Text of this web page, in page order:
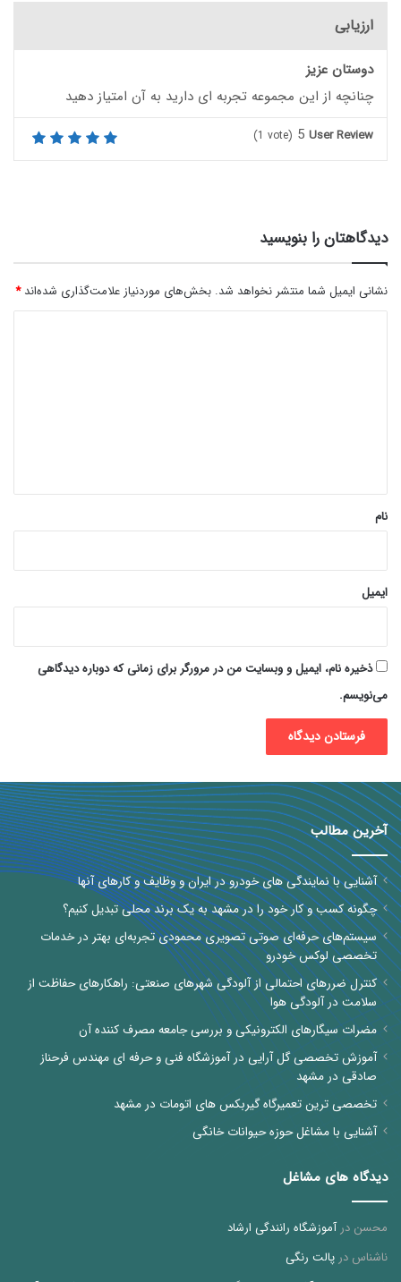
ارزیابی
دوستان عزیز
چنانچه از این مجموعه تجربه ای دارید به آن امتیاز دهید
User Review
5
(1 vote)
دیدگاهتان را بنویسید
نشانی ایمیل شما منتشر نخواهد شد. بخش‌های موردنیاز علامت‌گذاری شده‌اند*
نام
ایمیل
ذخیره نام، ایمیل و وبسایت من در مرورگر برای زمانی که دوباره دیدگاهی
می‌نویسم.
آخرین مطالب
آشنایی با نمایندگی های خودرو در ایران و وظایف و کارهای آنها
چگونه کسب و کار خود را در مشهد به یک برند محلی تبدیل کنیم؟
سیستم‌های حرفه‌ای صوتی تصویری محمودی تجربه‌ای بهتر در خدمات
تخصصی لوکس خودرو
کنترل ضررهای احتمالی از آلودگی شهرهای صنعتی: راهکارهای حفاظت از
سلامت در آلودگی هوا
مضرات سیگارهای الکترونیکی و بررسی جامعه مصرف کننده آن
آموزش تخصصی گل آرایی در آموزشگاه فنی و حرفه ای مهندس فرحناز
صادقی در مشهد
تخصصی ترین تعمیرگاه گیربکس های اتومات در مشهد
آشنایی با مشاغل حوزه حیوانات خانگی
دیدگاه های مشاغل
محسن درآموزشگاه رانندگی ارشاد
ناشناس در پالت رنگی